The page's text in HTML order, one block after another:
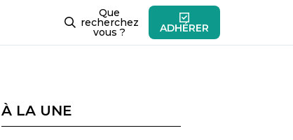
Que
recherchez
vous ? ADHÉRER
À LA UNE